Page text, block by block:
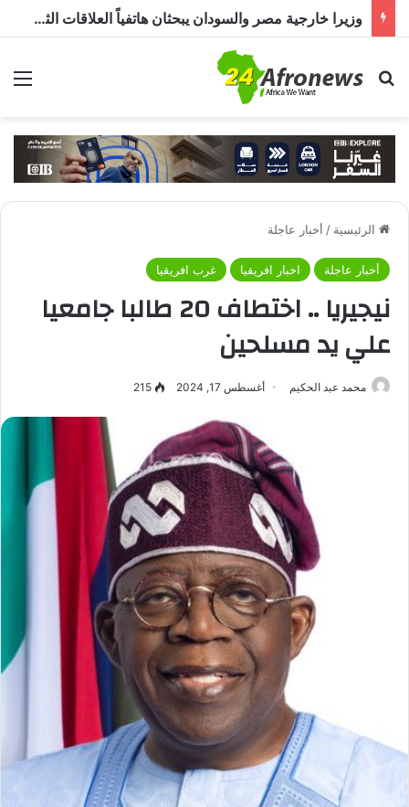
وزيرا خارجية مصر والسودان يبحثان هاتفياً العلاقات الثنائية وتطورات الأزمة السودانية
بحث عن
الرئيسية / أخبار عاجلة
أخبار عاجلة اخبار افريقيا غرب افريقيا
نيجيريا .. اختطاف 20 طالبا جامعيا
علي يد مسلحين
محمد عبد الحكيم أغسطس 17, 2024 215